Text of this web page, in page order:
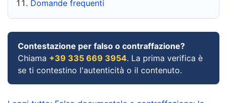
Domande frequenti
Contestazione per falso o contraffazione?
Chiama +39 335 669 3954. La prima verifica è
se ti contestino l'autenticità o il contenuto.